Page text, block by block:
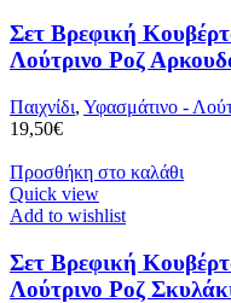
Σετ Βρεφική
Λούτρινο Ροζ
Παιχνίδι, Υφασμάτινο -
19,50€
Προσθήκη στο καλάθι
Quick view
Add to wishlist
Σετ Βρεφική
Λούτρινο Ροζ